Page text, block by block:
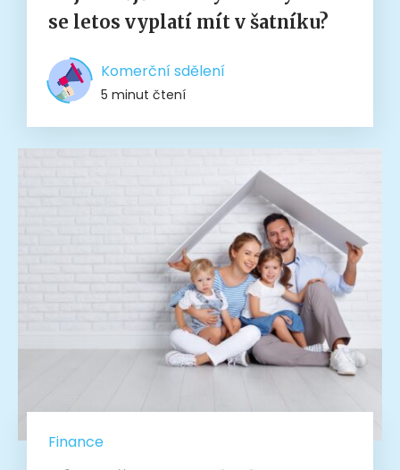
se letos vyplatí mít v šatníku?
Komerční sdělení
5 minut čtení
Finance